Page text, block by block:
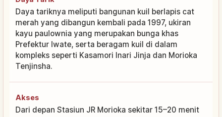
Daya tariknya meliputi bangunan kuil berlapis cat
merah yang dibangun kembali pada 1997, ukiran
kayu paulownia yang merupakan bunga khas
Prefektur Iwate, serta beragam kuil di dalam
kompleks seperti Kasamori Inari Jinja dan Morioka
Tenjinsha.
Akses
Dari depan Stasiun JR Morioka sekitar 15–20 menit